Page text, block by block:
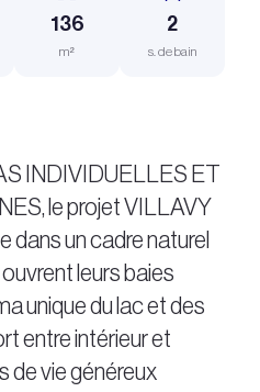
136
m²
2
s. de bain
INDIVIDUELLES ET
le projet VILLAVY
dans un cadre naturel
leurs baies
unique du lac et des
entre intérieur et
de vie généreux